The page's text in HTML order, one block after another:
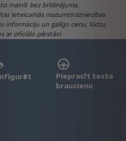
mainīt bez brīdinājuma.
ieteicamās mazumtirdzniecības
informāciju un galīgo cenu, lūdzu,
ar oficiālo pārstāvi.
Pieprasīt testa
braucienu